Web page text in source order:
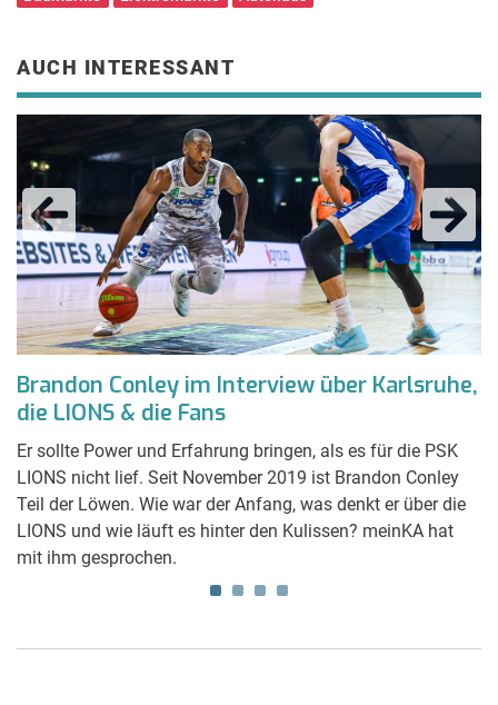
AUCH INTERESSANT
Brandon Conley im Interview über Karlsruhe,
die LIONS & die Fans
Er sollte Power und Erfahrung bringen, als es für die PSK
LIONS nicht lief. Seit November 2019 ist Brandon Conley
Teil der Löwen. Wie war der Anfang, was denkt er über die
LIONS und wie läuft es hinter den Kulissen? meinKA hat
mit ihm gesprochen.